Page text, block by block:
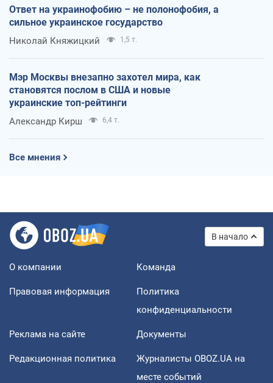
Ответ на украинофобию – не полонофобия, а
сильное украинское государство
Николай Княжицкий 1,5 т.
Мэр Москвы внезапно захотел мира, как
становятся послом в США и новые
украинские топ-рейтинги
Александр Кирш 6,4 т.
Все мнения
В начало
О компании Команда
Правовая информация
Политика
конфиденциальности
Реклама на сайте Документы
Редакционная политика
Журналисты OBOZ.UA на
месте событий